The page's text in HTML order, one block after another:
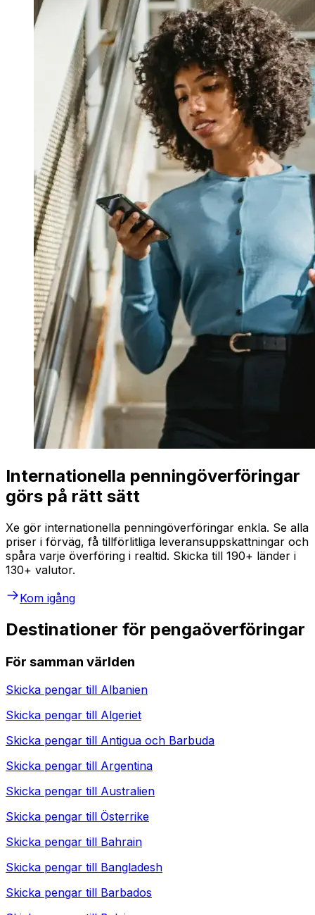
Internationella penningöverföringar
görs på rätt sätt
Xe gör internationella penningöverföringar enkla. Se alla
priser i förväg, få tillförlitliga leveransuppskattningar och
spåra varje överföring i realtid. Skicka till 190+ länder i
130+ valutor.
Kom igång
Destinationer för pengaöverföringar
För samman världen
Skicka pengar till Albanien
Skicka pengar till Algeriet
Skicka pengar till Antigua och Barbuda
Skicka pengar till Argentina
Skicka pengar till Australien
Skicka pengar till Österrike
Skicka pengar till Bahrain
Skicka pengar till Bangladesh
Skicka pengar till Barbados